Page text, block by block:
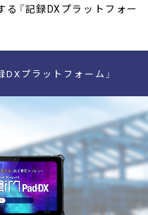
『記録DXプラットフォー
プラットフォーム」